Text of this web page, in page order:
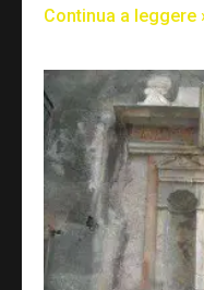
Continua a leggere